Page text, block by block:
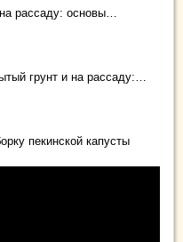
рассаду: основы…
грунт и на рассаду:…
пекинской капусты